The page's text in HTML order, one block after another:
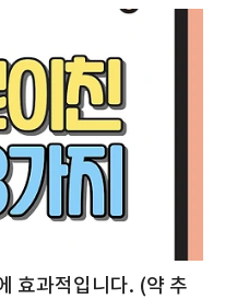
효과적입니다. (약 추